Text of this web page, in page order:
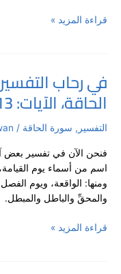
/قراءة المزيد »
في رحاب
الحاقة، الآيات: 13-37 / الدرس 2
التفسير , سورة الحاقة /
اسم من أسماء يوم
ومنها: الواقعة، ويوم
والمحقِّ والباطل والمبطل.
في
رحاب
التفسير
والتربية
–
سورة
الحاقة،
الآيات:
37
قراءة المزيد »